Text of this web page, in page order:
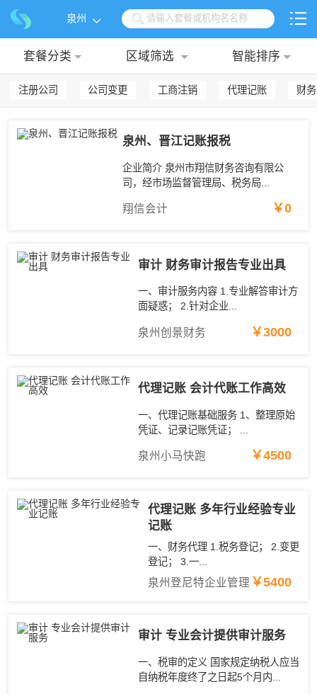
泉州   请输入套餐或机构名名称 
套餐分类 区域筛选 智能排序
注册公司 公司变更 工商注销 代理记账 财
泉州、晋江记账报税
企业简介 泉州市翔信财务咨询有限公
司，经市场监督管理局、税务局...
翔信会计 ￥0
审计 财务审计报告专业出具
一、审计服务内容 1.专业解答审计方
面疑惑； 2.针对企业...
泉州创景财务 ￥3000
代理记账 会计代账工作高效
一、代理记账基础服务 1、整理原始
凭证、记录记账凭证； ...
泉州小马快跑 ￥4500
代理记账 多年行业经验专业
记账
一、财务代理 1.税务登记； 2.变更
登记； 3.一...
泉州登尼特企业管理 ￥5400
审计 专业会计提供审计服务
一、税审的定义 国家规定纳税人应当
自纳税年度终了之日起5个月内...